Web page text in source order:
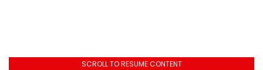
SCROLL TO RESUME CONTENT